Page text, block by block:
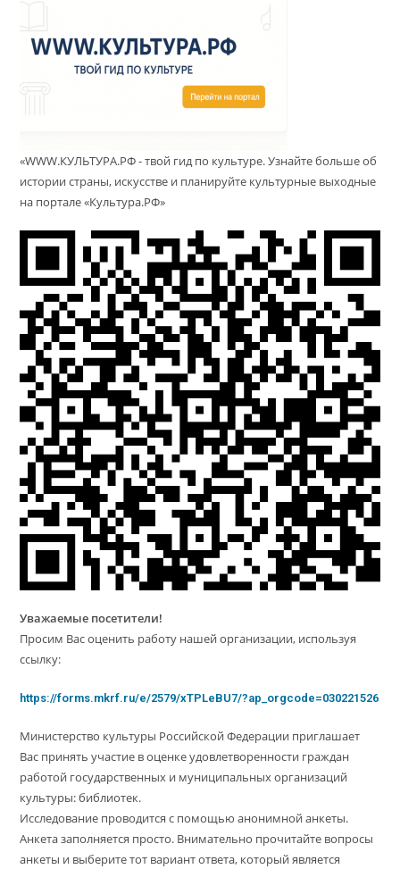
«WWW.КУЛЬТУРА.РФ - твой гид по культуре. Узнайте больше об
истории страны, искусстве и планируйте культурные выходные
на портале «Культура.РФ»
Уважаемые посетители!
Просим Вас оценить работу нашей организации, используя
ссылку:
https://forms.mkrf.ru/e/2579/xTPLeBU7/?ap_orgcode=030221526
Министерство культуры Российской Федерации приглашает
Вас принять участие в оценке удовлетворенности граждан
работой государственных и муниципальных организаций
культуры: библиотек.
Исследование проводится с помощью анонимной анкеты.
Анкета заполняется просто. Внимательно прочитайте вопросы
анкеты и выберите тот вариант ответа, который является